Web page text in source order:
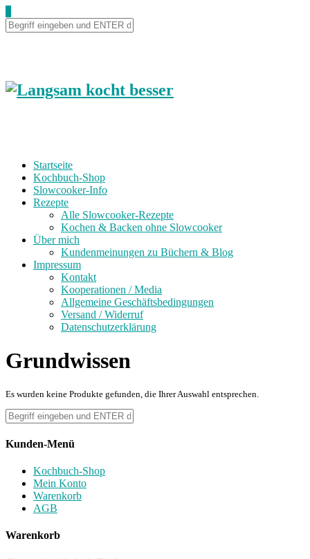
Startseite
Kochbuch-Shop
Slowcooker-Info
Rezepte
Alle Slowcooker-Rezepte
Kochen & Backen ohne Slowcooker
Über mich
Kundenmeinungen zu Büchern & Blog
Impressum
Kontakt
Kooperationen / Media
Allgemeine Geschäftsbedingungen
Versand / Widerruf
Datenschutzerklärung
Grundwissen
Es wurden keine Produkte gefunden, die Ihrer Auswahl entsprechen.
Kunden-Menü
Kochbuch-Shop
Mein Konto
Warenkorb
AGB
Warenkorb